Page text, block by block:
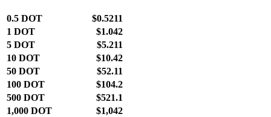
0.5 DOT
$0.5211
1 DOT
$1.042
5 DOT
$5.211
10 DOT
$10.42
50 DOT
$52.11
100 DOT
$104.2
500 DOT
$521.1
1,000 DOT
$1,042